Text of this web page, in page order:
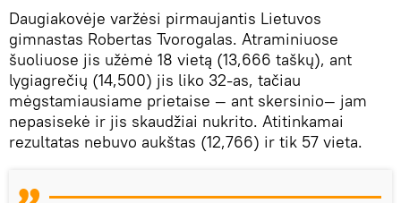
Daugiakovėje varžėsi pirmaujantis Lietuvos
gimnastas Robertas Tvorogalas. Atraminiuose
šuoliuose jis užėmė 18 vietą (13,666 taškų), ant
lygiagrečių (14,500) jis liko 32-as, tačiau
mėgstamiausiame prietaise — ant skersinio— jam
nepasisekė ir jis skaudžiai nukrito. Atitinkamai
rezultatas nebuvo aukštas (12,766) ir tik 57 vieta.